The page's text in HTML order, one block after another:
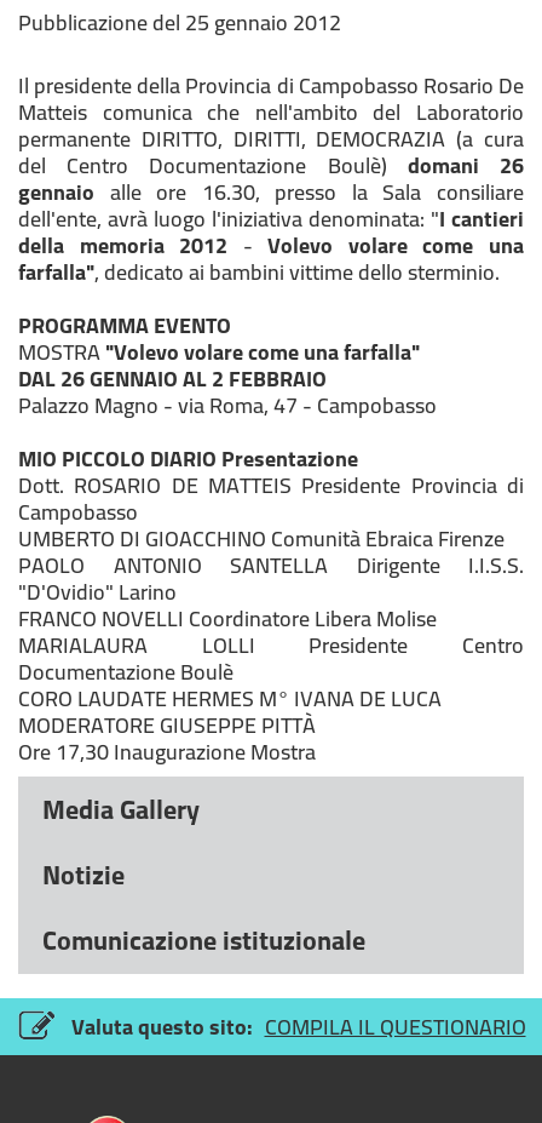
Pubblicazione del 25 gennaio 2012
Il presidente della Provincia di Campobasso Rosario De
Matteis comunica che nell'ambito del Laboratorio
permanente DIRITTO, DIRITTI, DEMOCRAZIA (a cura
del Centro Documentazione Boulè) domani 26
gennaio alle ore 16.30, presso la Sala consiliare
dell'ente, avrà luogo l'iniziativa denominata: "I cantieri
della memoria 2012 -Volevo volare come una
farfalla", dedicato ai bambini vittime dello sterminio.
PROGRAMMA EVENTO
MOSTRA"Volevo volare come una farfalla"
DAL 26 GENNAIO AL 2 FEBBRAIO
Palazzo Magno - via Roma, 47 - Campobasso
MIO PICCOLO DIARIOPresentazione
Dott. ROSARIO DE MATTEIS Presidente Provincia di
Campobasso
UMBERTO DI GIOACCHINOComunità Ebraica Firenze
PAOLO ANTONIO SANTELLA Dirigente I.I.S.S.
"D'Ovidio" Larino
FRANCO NOVELLI Coordinatore Libera Molise
MARIALAURA LOLLI Presidente Centro
Documentazione Boulè
CORO LAUDATE HERMES M° IVANA DE LUCA
MODERATOREGIUSEPPE PITTÀ
Ore 17,30 Inaugurazione Mostra
Media Gallery
Notizie
Comunicazione istituzionale
Valuta questo sito: COMPILA IL QUESTIONARIO